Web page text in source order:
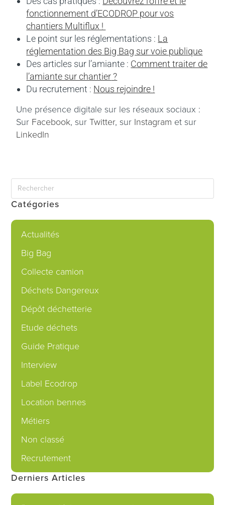
fonctionnement d’ECODROP pour vos
chantiers Multiflux !
Le point sur les réglementations : La
réglementation des Big Bag sur voie publique
Des articles sur l’amiante : Comment traiter de
l’amiante sur chantier?
Du recrutement : Nous rejoindre !
Une présence digitale sur les réseaux sociaux :
Sur Facebook, surTwitter, sur Instagram et sur
LinkedIn
Catégories
Actualités
Big Bag
Collecte camion
Déchets Dangereux
Dépôt déchetterie
Etude déchets
Guide Pratique
Interview
Label Ecodrop
Location bennes
Métiers
Non classé
Recrutement
Derniers Articles